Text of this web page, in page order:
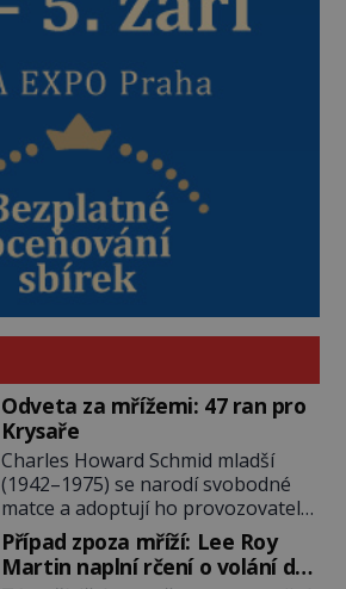
Odveta za mřížemi: 47 ran pro
Krysaře
Charles Howard Schmid mladší
(1942–1975) se narodí svobodné
matce a adoptují ho provozovatelé
pečovatelského domu Charles a
Katharine Schmidovi. Synek jim
mnoho radosti nepřinese. Mezi
Případ zpoza mříží: Lee Roy
Martin naplní rčení o volání do